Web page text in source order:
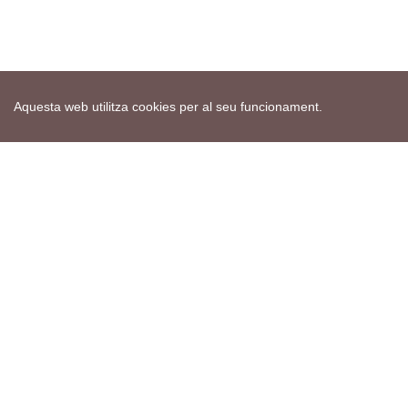
Aquesta web utilitza cookies per al seu funcionament.